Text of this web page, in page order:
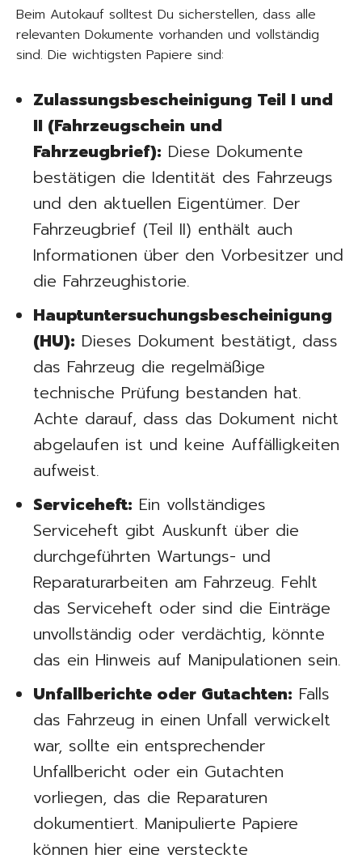
Beim Autokauf solltest Du sicherstellen, dass alle
relevanten Dokumente vorhanden und vollständig
sind. Die wichtigsten Papiere sind:
Zulassungsbescheinigung Teil I und
II (Fahrzeugschein und
Fahrzeugbrief): Diese Dokumente
bestätigen die Identität des Fahrzeugs
und den aktuellen Eigentümer. Der
Fahrzeugbrief (Teil II) enthält auch
Informationen über den Vorbesitzer und
die Fahrzeughistorie.
Hauptuntersuchungsbescheinigung
(HU): Dieses Dokument bestätigt, dass
das Fahrzeug die regelmäßige
technische Prüfung bestanden hat.
Achte darauf, dass das Dokument nicht
abgelaufen ist und keine Auffälligkeiten
aufweist.
Serviceheft: Ein vollständiges
Serviceheft gibt Auskunft über die
durchgeführten Wartungs- und
Reparaturarbeiten am Fahrzeug. Fehlt
das Serviceheft oder sind die Einträge
unvollständig oder verdächtig, könnte
das ein Hinweis auf Manipulationen sein.
Unfallberichte oder Gutachten: Falls
das Fahrzeug in einen Unfall verwickelt
war, sollte ein entsprechender
Unfallbericht oder ein Gutachten
vorliegen, das die Reparaturen
dokumentiert. Manipulierte Papiere
können hier eine versteckte